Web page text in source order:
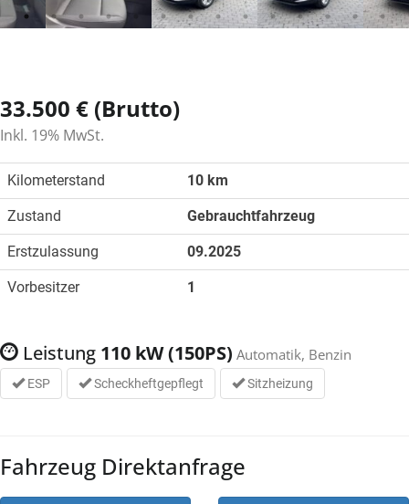
33.500 € (Brutto)
Inkl. 19% MwSt.
Kilometerstand 10 km
Zustand Gebrauchtfahrzeug
Erstzulassung 09.2025
Vorbesitzer 1
Leistung 110 kW (150PS) Automatik, Benzin
ESP Scheckheftgepflegt Sitzheizung
Fahrzeug Direktanfrage